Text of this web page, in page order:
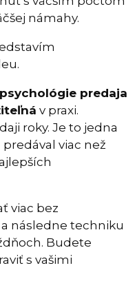
námahy.
predaja
v praxi.
roky. Je to jedna
viac než
viac bez
následne techniku
Budete
s vašimi